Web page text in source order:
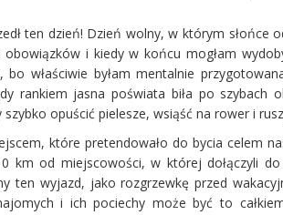
ten dzień! Dzień wolny, w którym słońce
obowiązków i kiedy w końcu mogłam
bo właściwie byłam mentalnie
rankiem jasna poświata biła po szybach
szybko opuścić pielesze, wsiąść na rower i
które pretendowało do bycia celem
km od miejscowości, w której dołączyli
ten wyjazd, jako rozgrzewkę przed
i ich pociechy może być to